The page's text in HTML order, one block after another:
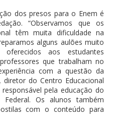
dos presos para o Enem é
“Observamos que os
têm muita dificuldade na
alguns aulões muito
aos estudantes
que trabalham no
com a questão da
diretor do Centro Educacional
pela educação do
Os alunos também
com o conteúdo para